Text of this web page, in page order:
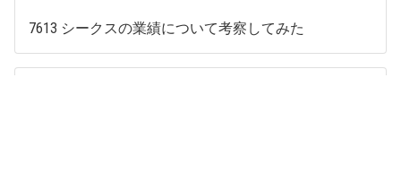
7613 シークスの業績について考察してみた